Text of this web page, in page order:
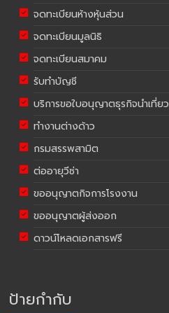
จดทะเบียนห้างหุ้นส่วน
จดทะเบียนมูลนิธิ
จดทะเบียนสมาคม
รับทำบัญชี
บริการขอใบอนุญาตธุรกิจนำเที่ยว
ทำงานต่างด้าว
กรมสรรพสามิต
ต่ออายุวีซ่า
ขออนุญาตกิจการโรงงาน
ขออนุญาตผู้ส่งออก
ดาวน์โหลดเอกสารฟรี
ป้ายกำกับ